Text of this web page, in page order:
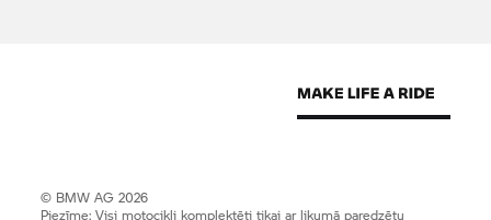
© BMW AG 2026
Piezīme: Visi motocikli komplektēti tikai ar likumā paredzētu